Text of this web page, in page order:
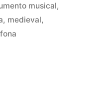
musical,
, medieval,